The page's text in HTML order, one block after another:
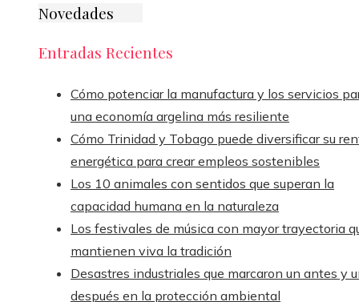
Novedades
Entradas Recientes
Cómo potenciar la manufactura y los servicios
una economía argelina más resiliente
Cómo Trinidad y Tobago puede diversificar su
energética para crear empleos sostenibles
Los 10 animales con sentidos que superan la
capacidad humana en la naturaleza
Los festivales de música con mayor trayectoria
mantienen viva la tradición
Desastres industriales que marcaron un antes y
después en la protección ambiental